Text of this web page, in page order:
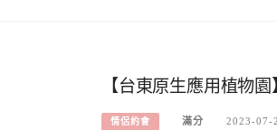
【台東原生應用植物
情侶約會 滿分 2023-07-